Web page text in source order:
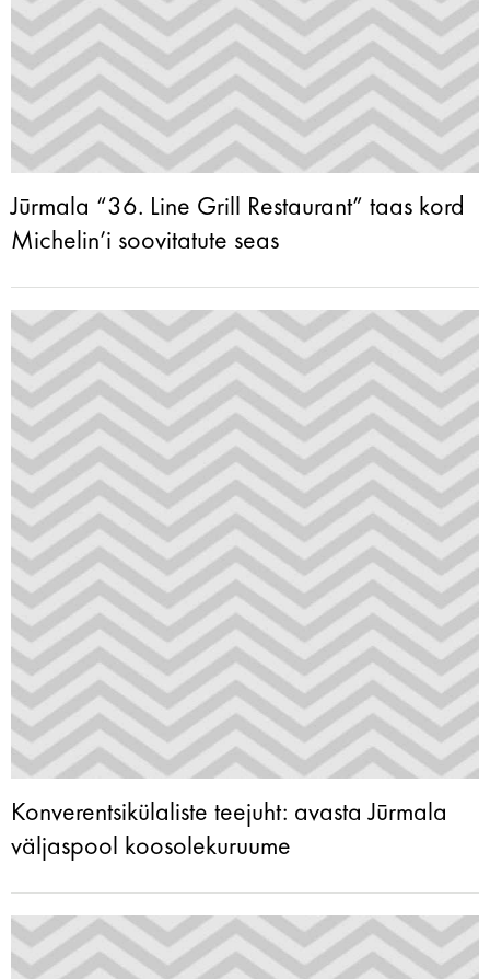
Jūrmala “36. Line Grill Restaurant” taas kord
Michelin’i soovitatute seas
Konverentsikülaliste teejuht: avasta Jūrmala
väljaspool koosolekuruume